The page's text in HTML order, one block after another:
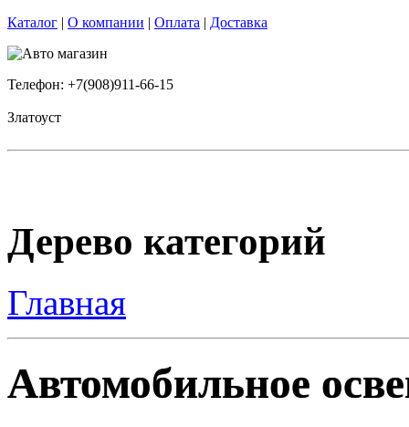
Каталог | О компании | Оплата | Доставка
Телефон: +7(908)911-66-15
Златоуст
Дерево категорий
Главная
Автомобильное